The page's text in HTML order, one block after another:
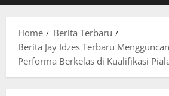
Home
Berita Terbaru
Berita Jay Idzes Terbaru
Performa Berkelas di Kualifikasi